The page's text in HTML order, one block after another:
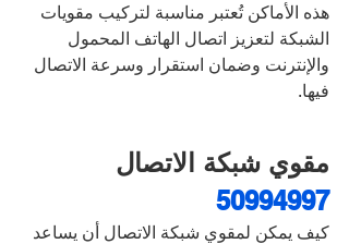
هذه الأماكن تُعتبر مناسبة لتركيب مقويات
الشبكة لتعزيز اتصال الهاتف المحمول
والإنترنت وضمان استقرار وسرعة الاتصال
فيها.
مقوي شبكة الاتصال
50994997
كيف يمكن لمقوي شبكة الاتصال أن يساعد